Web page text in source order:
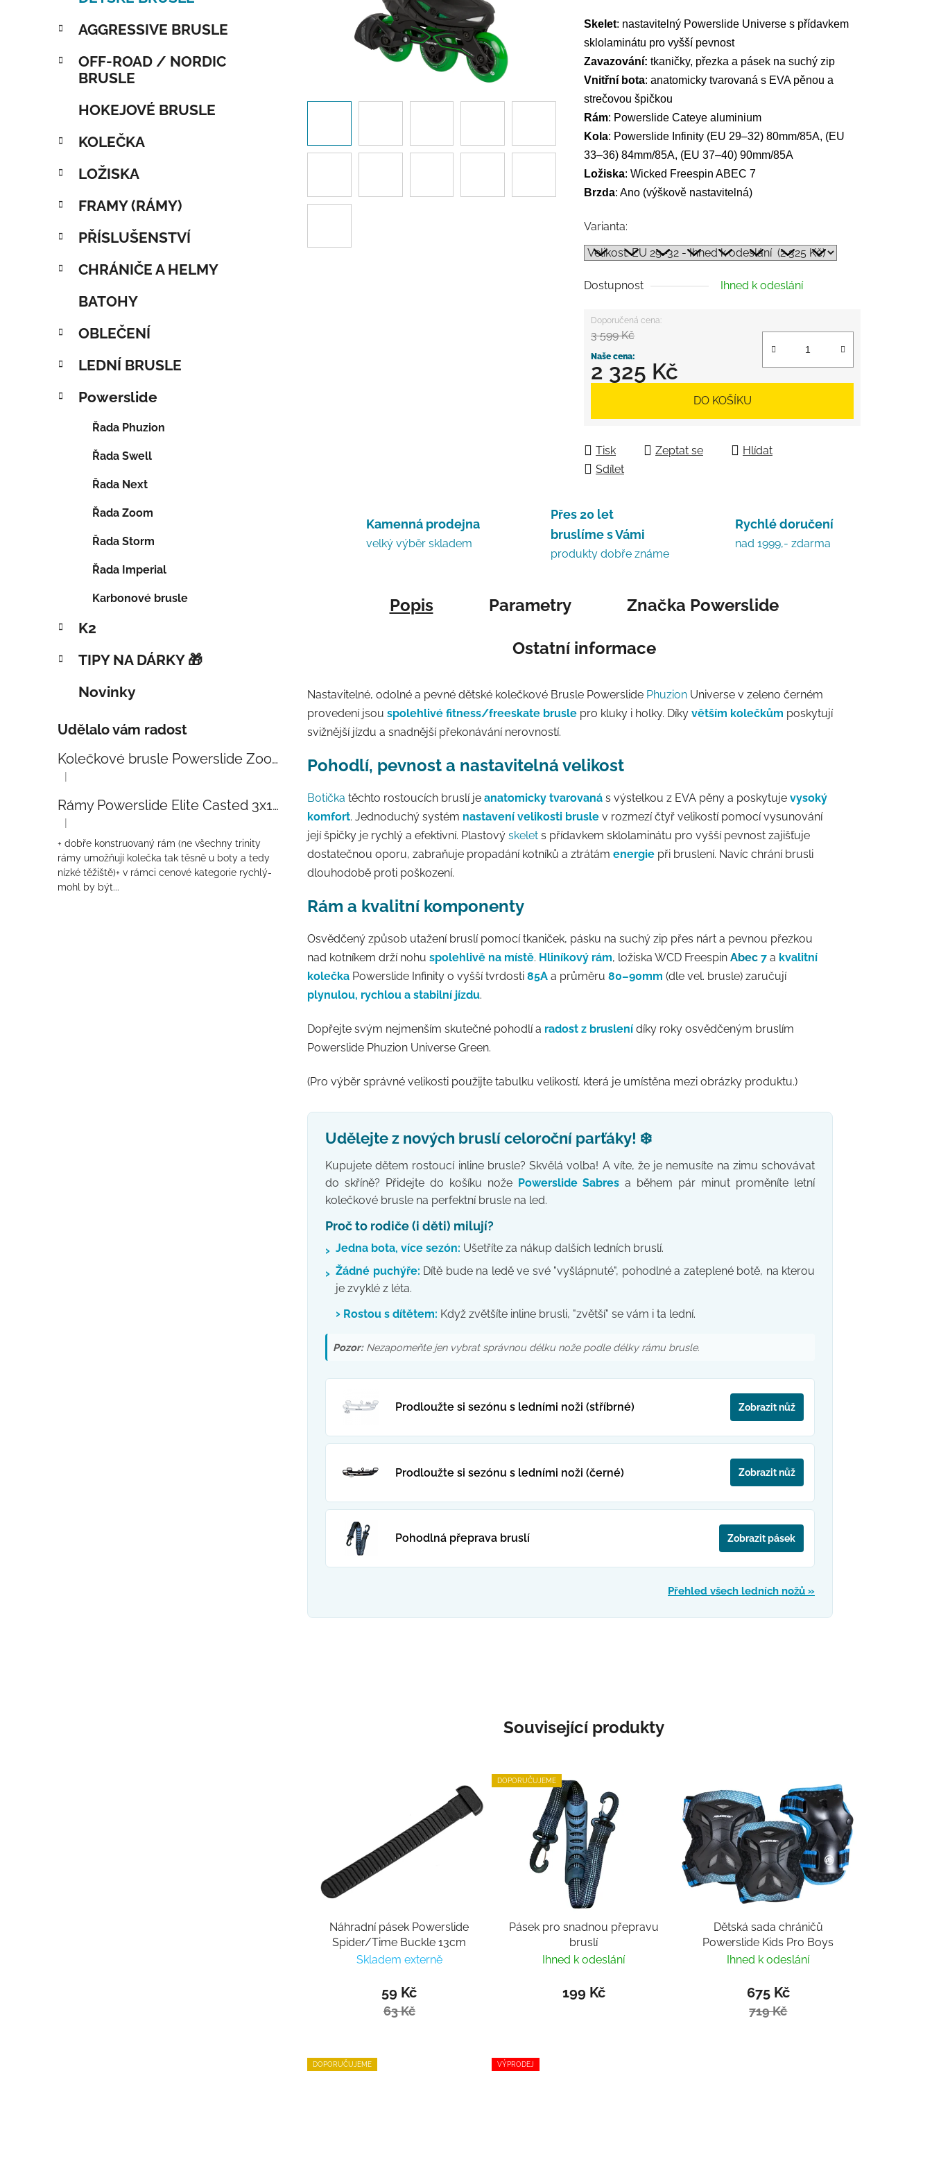
AGGRESSIVE BRUSLE
OFF-ROAD / NORDIC
BRUSLE
HOKEJOVÉ BRUSLE
KOLEČKA
LOŽISKA
FRAMY (RÁMY)
PŘÍSLUŠENSTVÍ
CHRÁNIČE A HELMY
BATOHY
OBLEČENÍ
LEDNÍ BRUSLE
Powerslide
Řada Phuzion
Řada Swell
Řada Next
Řada Zoom
Řada Storm
Řada Imperial
Karbonové brusle
K2
TIPY NA DÁRKY 🎁
Novinky
Udělalo vám radost
Kolečkové brusle Powerslide Zoom Baby Blue 80
Hodnocení produktu je 5 z 5 hvězdiček.
|
Rámy Powerslide Elite Casted 3x110 Trinity 270mm
Hodnocení produktu je 4 z 5 hvězdiček.
|
+ dobře konstruovaný rám (ne všechny trinity
rámy umožňují kolečka tak těsně u boty a tedy
nízké těžiště)+ v rámci cenové kategorie rychlý-
mohl by být...
Skelet: nastavitelný Powerslide Universe s přídavkem
sklolaminátu pro vyšší pevnost
Zavazování: tkaničky, přezka a pásek na suchý zip
Vnitřní bota: anatomicky tvarovaná s EVA pěnou a
strečovou špičkou
Rám: Powerslide Cateye aluminium
Kola: Powerslide Infinity (EU 29–32) 80mm/85A, (EU
33–36) 84mm/85A, (EU 37–40) 90mm/85A
Ložiska: Wicked Freespin ABEC 7
Brzda: Ano (výškově nastavitelná)
Varianta:
Dostupnost Ihned k odeslání
3 599 Kč
2 325 Kč
DO KOŠÍKU
Tisk Zeptat se
Hlídat
Sdílet
Kamenná prodejna
velký výběr skladem
Přes 20 let
bruslíme s Vámi
produkty dobře známe
Rychlé doručení
nad 1999,- zdarma
Popis Parametry Značka Powerslide
Ostatní informace
Nastavitelné, odolné a pevné dětské kolečkové Brusle Powerslide Phuzion Universe v zeleno černém
provedení jsou spolehlivé fitness/freeskate brusle pro kluky i holky. Díky větším kolečkům poskytují
svižnější jízdu a snadnější překonávání nerovností.
Pohodlí, pevnost a nastavitelná velikost
Botička těchto rostoucích bruslí je anatomicky tvarovaná s výstelkou z EVA pěny a poskytuje vysoký
komfort. Jednoduchý systém nastavení velikosti brusle v rozmezí čtyř velikostí pomocí vysunování
její špičky je rychlý a efektivní. Plastový skelet s přídavkem sklolaminátu pro vyšší pevnost zajišťuje
dostatečnou oporu, zabraňuje propadání kotníků a ztrátám energie při bruslení. Navíc chrání brusli
dlouhodobě proti poškození.
Rám a kvalitní komponenty
Osvědčený způsob utažení bruslí pomocí tkaniček, pásku na suchý zip přes nárt a pevnou přezkou
nad kotníkem drží nohu spolehlivě na místě. Hliníkový rám, ložiska WCD Freespin Abec 7 a kvalitní
kolečka Powerslide Infinity o vyšší tvrdosti 85A a průměru 80–90mm (dle vel. brusle) zaručují
plynulou, rychlou a stabilní jízdu.
Dopřejte svým nejmenším skutečné pohodlí a radost z bruslení díky roky osvědčeným bruslím
Powerslide Phuzion Universe Green.
(Pro výběr správné velikosti použijte tabulku velikostí, která je umístěna mezi obrázky produktu.)
Udělejte z nových bruslí celoroční parťáky! ❄️
Kupujete dětem rostoucí inline brusle? Skvělá volba! A víte, že je nemusíte na zimu schovávat
do skříně? Přidejte do košíku nože Powerslide Sabres a během pár minut proměníte letní
kolečkové brusle na perfektní brusle na led.
Proč to rodiče (i děti) milují?
› Jedna bota, více sezón: Ušetříte za nákup dalších ledních bruslí.
› Žádné puchýře: Dítě bude na ledě ve své "vyšlápnuté", pohodlné a zateplené botě, na kterou
je zvyklé z léta.
› Rostou s dítětem: Když zvětšíte inline brusli, "zvětší" se vám i ta lední.
Pozor:Nezapomeňte jen vybrat správnou délku nože podle délky rámu brusle.
Prodloužte si sezónu s ledními noži (stříbrné) Zobrazit nůž
Prodloužte si sezónu s ledními noži (černé) Zobrazit nůž
Pohodlná přeprava bruslí Zobrazit pásek
Přehled všech ledních nožů »
Související produkty
Náhradní pásek Powerslide
Spider/Time Buckle 13cm
Skladem externě
59 Kč
63 Kč
DOPORUČUJEME
Pásek pro snadnou přepravu
bruslí
Ihned k odeslání
199 Kč
Dětská sada chráničů
Powerslide Kids Pro Boys
Ihned k odeslání
675 Kč
719 Kč
DOPORUČUJEME VÝPRODEJ